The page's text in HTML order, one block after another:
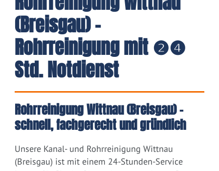
(Breisgau) -
Rohrreinigung mit ❷❹
Std. Notdienst
Rohrreinigung Wittnau (Breisgau) –
schnell, fachgerecht und gründlich
Unsere Kanal- und Rohrreinigung Wittnau
(Breisgau) ist mit einem 24-Stunden-Service